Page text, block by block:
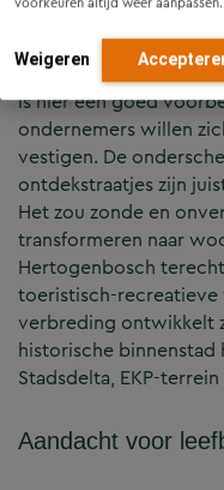
Weigeren
eenheidsworst, en om
centrumgebied. De
onderschat. De brede
is hier een goed
ondernemers willen
vestigen. De
ontdekstraatjes zijn
Het zou zonde en
transformeren naar
Hertogenbosch
toeristisch-recreatieve
verbreding ontwikkelt
historische binnenstad
Stadsdelta, EKP-
Aandacht voor